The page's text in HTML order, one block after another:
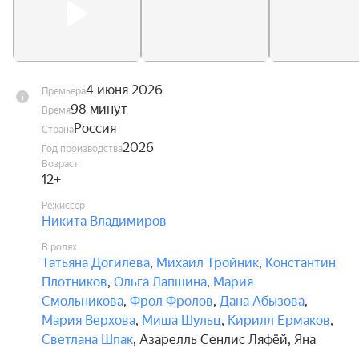
Премьера4 июня 2026
Время98 минут
СтранаРоссия
Год производства2026
Возраст
12+
Режиссёр
Никита Владимиров
В ролях
Татьяна Догилева, Михаил Тройник, Константин
Плотников, Ольга Лапшина, Мария
Смольникова, Фрол Фролов, Дана Абызова,
Мария Верхова, Миша Шульц, Кирилл Ермаков,
Светлана Шпак, Азарелль Сенлис Ляфёй, Яна